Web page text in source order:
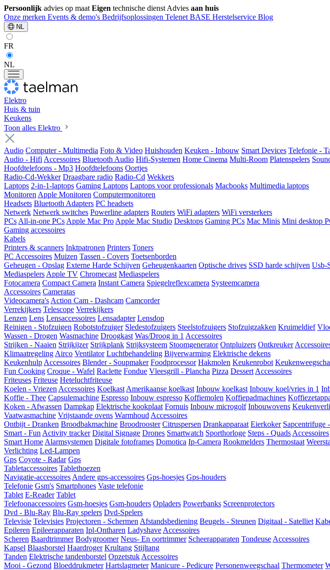
Persoonlijk advies op maat Eigen technische dienst Advies aan huis
Onze merken Events & demo's Bedrijfsoplossingen Telenet BASE Herstelservice Blog
NL
FR
NL
Elektro
Huis & tuin
Keukens
Toon alles Elektro
Audio Computer - Multimedia Foto & Video Huishouden Keuken - Inbouw Smart Devices Telefonie -
Audio - Hifi Accessoires Bluetooth Audio Hifi-Systemen Home Cinema Multi-Room Platenspelers
Hoofdtelefoons - Mp3 Hoofdtelefoons Oortjes
Radio-Cd-Wekker Draagbare radio Radio-Cd Wekkers
Laptops 2-in-1-laptops Gaming Laptops Laptops voor professionals Macbooks Multimedia laptops
Monitoren Apple Monitoren Computermonitoren
Headsets Bluetooth Adapters PC headsets
Netwerk Netwerk switches Powerline adapters Routers WiFi adapters WiFi versterkers
PCs All-in-one PCs Apple Mac Pro Apple Mac Studio Desktops Gaming PCs Mac Minis Mini desktop
Gaming accessoires
Kabels
Printers & scanners Inktpatronen Printers Toners
PC Accessoires Muizen Tassen - Covers Toetsenborden
Geheugen - Opslag Externe Harde Schijven Geheugenkaarten Optische drives SSD harde schijven Usb-
Mediaspelers Apple TV Chromecast Mediaspelers
Fotocamera Compact Camera Instant Camera Spiegelreflexcamera Systeemcamera
Accessoires Cameratas
Videocamera's Action Cam - Dashcam Camcorder
Verrekijkers Telescope Verrekijkers
Lenzen Lens Lensaccessoires Lensadapter Lensdop
Reinigen - Stofzuigen Robotstofzuiger Sledestofzuigers Steelstofzuigers Stofzuigzakken Kruimeldief
Wassen - Drogen Wasmachine Droogkast Was/Droog in 1 Accessoires
Strijken - Naaien Strijkijzer Strijkplank Strijksysteem Stoomgenerator Ontpluizers Ontkreuker
Klimaatregeling Airco Ventilator Luchtbehandeling Bijverwarming Elektrische dekens
Keukenhulp Accessoires Blender - Soupmaker Foodprocessor Hakmolen Keukenrobot
Fun Cooking Croque - Wafel Raclette Fondue Vleesgrill - Plancha Pizza Dessert Accessoires
Friteuses Friteuse Heteluchtfriteuse
Koelen - Vriezen Accessoires Koelkast Amerikaanse koelkast Inbouw koelkast Inbouw koel/vries in 1
Koffie - Thee Capsulemachine Espresso Inbouw espresso Koffiemolen Koffiepadmachines
Koken - Afwassen Dampkap Elektrische kookplaat Fornuis Inbouw microgolf Inbouwovens
Vaatwasmachine Vrijstaande ovens Warmhoud Accessoires
Ontbijt - Dranken Broodbakmachine Broodrooster Citruspersen Drankapparaat Eierkoker Sapcentrifuge
Smart - Fun Activity tracker Digital Signage Drones Smartwatch Sporthorloge Steps - Quads Accessoires
Smart Home Alarmsystemen Digitale fotoframes Domotica Ip-Camera Rookmelders Thermostaat
Verlichting Led-Lampen
Gps Coyote - Radar Gps
Tabletaccessoires Tablethoezen
Navigatie-accessoires Andere gps-accessoires Gps-hoesjes Gps-houders
Telefonie Gsm's Smartphones Vaste telefonie
Tablet E-Reader Tablet
Telefoonaccessoires Gsm-hoesjes Gsm-houders Opladers Powerbanks Screenprotectors
Dvd - Blu-Ray Blu-Ray spelers Dvd-Spelers
Televisie Televisies Projectoren - Schermen Afstandsbediening Beugels - Steunen Digitaal - Satelliet
Epileren Epileerapparaten Ipl-Ontharen Ladyshave Accessoires
Scheren Baardtrimmer Bodygroomer Neus- En oortrimmer Scheerapparaten Tondeuse Accessoires
Kapsel Blaasborstel Haardroger Krultang Stijltang
Tanden Elektrische tandenborstel Opzetstuk Accessoires
Mooi - Gezond Bloeddrukmeter Hartslagmeter Manicure - Pedicure Personenweegschaal Thermometer